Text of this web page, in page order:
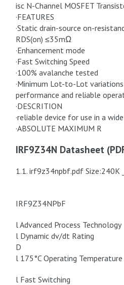
isc N-Channel MOSFET
·FEATURES
·Static drain-source on-
RDS(on) ≤35mΩ
·Enhancement mode
·Fast Switching Speed
·100% avalanche tested
·Minimum Lot-to-Lot
performance and reliable
·DESCRITION
·reliable device for use in a
·ABSOLUTE MAXIMUM R
IRF9Z34N Datasheet
1.1. irf9z34npbf.pdf Size:240K
IRF9Z34NPbF
l Advanced Process Technology
l Dynamic dv/dt Rating
D
l 175°C Operating Temperature
l Fast Switching